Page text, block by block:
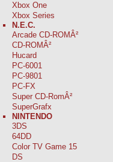
Xbox One
Xbox Series
N.E.C.
Arcade CD-ROMÂ²
CD-ROMÂ²
Hucard
PC-6001
PC-9801
PC-FX
Super CD-RomÂ²
SuperGrafx
NINTENDO
3DS
64DD
Color TV Game 15
DS